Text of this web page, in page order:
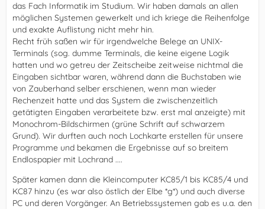
das Fach Informatik im Studium. Wir haben damals an allen
möglichen Systemen gewerkelt und ich kriege die Reihenfolge
und exakte Auflistung nicht mehr hin.
Recht früh saßen wir für irgendwelche Belege an UNIX-
Terminals (sog. dumme Terminals, die keine eigene Logik
hatten und wo getreu der Zeitscheibe zeitweise nichtmal die
Eingaben sichtbar waren, während dann die Buchstaben wie
von Zauberhand selber erschienen, wenn man wieder
Rechenzeit hatte und das System die zwischenzeitlich
getätigten Eingaben verarbeitete bzw. erst mal anzeigte) mit
Monochrom-Bildschirmen (grüne Schrift auf schwarzem
Grund). Wir durften auch noch Lochkarte erstellen für unsere
Programme und bekamen die Ergebnisse auf so breitem
Endlospapier mit Lochrand ....
Später kamen dann die Kleincomputer KC85/1 bis KC85/4 und
KC87 hinzu (es war also östlich der Elbe *g*) und auch diverse
PC und deren Vorgänger. An Betriebssystemen gab es u.a. den